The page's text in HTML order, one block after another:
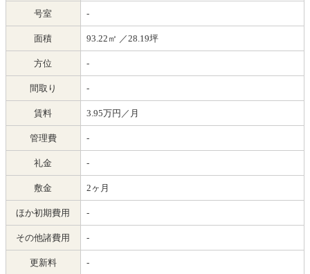
号室 -
面積 93.22㎡ ／28.19坪
方位 -
間取り -
賃料 3.95万円／月
管理費 -
礼金 -
敷金 2ヶ月
ほか初期費用 -
その他諸費用 -
更新料 -